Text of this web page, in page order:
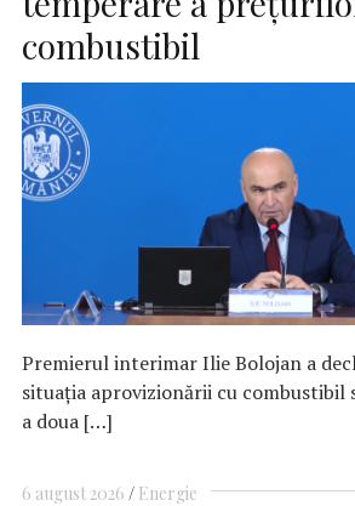
combustibil
Premierul interimar Ilie Bolojan a
situaţia aprovizionării cu combustibil
a doua […]
6 august 2026 Energie